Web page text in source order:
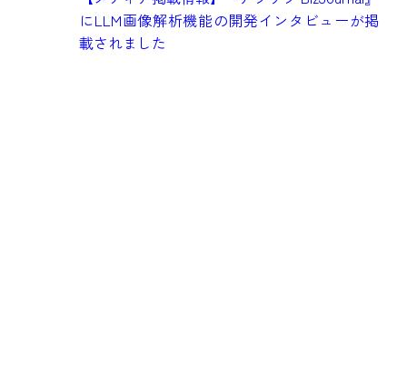
にLLM画像解析機能の開発インタビューが掲
載されました